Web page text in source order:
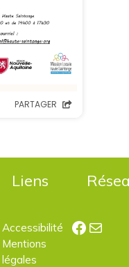
Liens
Accessibilité
Mentions
légales
E-mail